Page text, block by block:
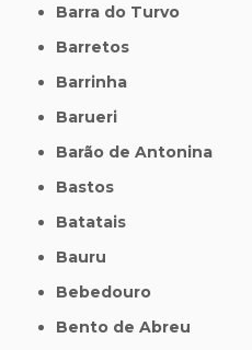
Barra do Turvo
Barretos
Barrinha
Barueri
Barão de Antonina
Bastos
Batatais
Bauru
Bebedouro
Bento de Abreu